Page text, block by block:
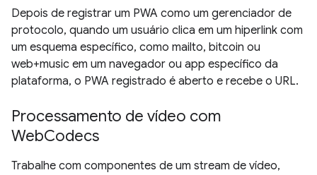
Depois de registrar um PWA como um gerenciador de
protocolo, quando um usuário clica em um hiperlink com
um esquema específico, como mailto, bitcoin ou
web+music em um navegador ou app específico da
plataforma, o PWA registrado é aberto e recebe o URL.
Processamento de vídeo com
WebCodecs
Trabalhe com componentes de um stream de vídeo,